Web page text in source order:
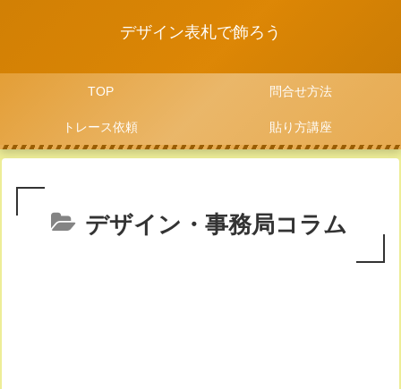
デザイン表札で飾ろう
TOP 問合せ方法
トレース依頼 貼り方講座
デザイン・事務局コラム